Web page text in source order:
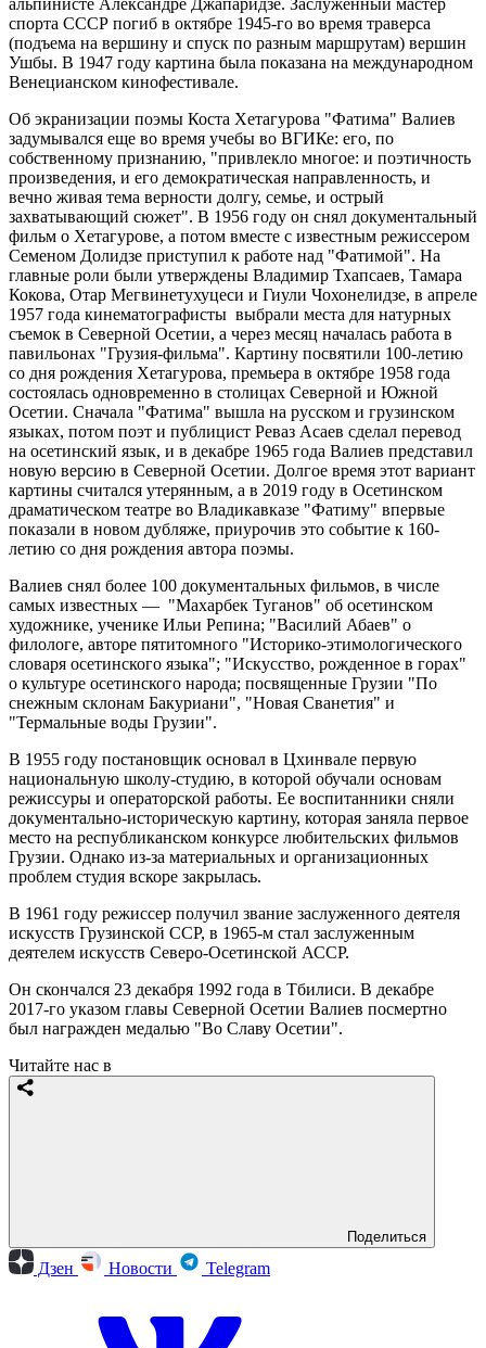
спорта СССР погиб в октябре 1945-го во время траверса
(подъема на вершину и спуск по разным маршрутам) вершин
Ушбы. В 1947 году картина была показана на международном
Венецианском кинофестивале.
Об экранизации поэмы Коста Хетагурова "Фатима" Валиев
задумывался еще во время учебы во ВГИКе: его, по
собственному признанию, "привлекло многое: и поэтичность
произведения, и его демократическая направленность, и
вечно живая тема верности долгу, семье, и острый
захватывающий сюжет". В 1956 году он снял документальный
фильм о Хетагурове, а потом вместе с известным режиссером
Семеном Долидзе приступил к работе над "Фатимой". На
главные роли были утверждены Владимир Тхапсаев, Тамара
Кокова, Отар Мегвинетухуцеси и Гиули Чохонелидзе, в апреле
1957 года кинематографисты выбрали места для натурных
съемок в Северной Осетии, а через месяц началась работа в
павильонах "Грузия-фильма". Картину посвятили 100-летию
со дня рождения Хетагурова, премьера в октябре 1958 года
состоялась одновременно в столицах Северной и Южной
Осетии. Сначала "Фатима" вышла на русском и грузинском
языках, потом поэт и публицист Реваз Асаев сделал перевод
на осетинский язык, и в декабре 1965 года Валиев представил
новую версию в Северной Осетии. Долгое время этот вариант
картины считался утерянным, а в 2019 году в Осетинском
драматическом театре во Владикавказе "Фатиму" впервые
показали в новом дубляже, приурочив это событие к 160-
летию со дня рождения автора поэмы.
Валиев снял более 100 документальных фильмов, в числе
самых известных — "Махарбек Туганов" об осетинском
художнике, ученике Ильи Репина; "Василий Абаев" о
филологе, авторе пятитомного "Историко-этимологического
словаря осетинского языка"; "Искусство, рожденное в горах"
о культуре осетинского народа; посвященные Грузии "По
снежным склонам Бакуриани", "Новая Сванетия" и
"Термальные воды Грузии".
В 1955 году постановщик основал в Цхинвале первую
национальную школу-студию, в которой обучали основам
режиссуры и операторской работы. Ее воспитанники сняли
документально-историческую картину, которая заняла первое
место на республиканском конкурсе любительских фильмов
Грузии. Однако из-за материальных и организационных
проблем студия вскоре закрылась.
В 1961 году режиссер получил звание заслуженного деятеля
искусств Грузинской ССР, в 1965-м стал заслуженным
деятелем искусств Северо-Осетинской АССР.
Он скончался 23 декабря 1992 года в Тбилиси. В декабре
2017-го указом главы Северной Осетии Валиев посмертно
был награжден медалью "Во Славу Осетии".
Читайте нас в
Поделиться
Дзен Новости Telegram